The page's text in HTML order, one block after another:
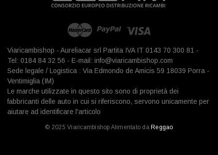
Viaricambishop - Aureliacar srl Partita IVA IT 0143 70 300 81 -
Tel: 0184 84 32 56 - E-mail: info@viaricambishop.com
Sede legale / Logistica : Via Edmondo de Amicis 59 18039 Porra -
Ventimiglia (IM)
Le marche utilizzate in questo sito sono di proprietà dei
fabbricanti delle auto in cui si riferiscono, servono unicamente per
aiutare ad identificare l'articolo
© 2025 Viaricambishop Alimentato daReggao